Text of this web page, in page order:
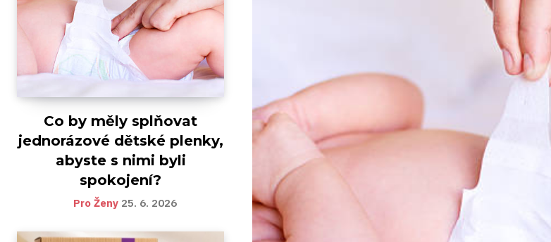
Co by měly splňovat
jednorázové dětské plenky,
abyste s nimi byli
spokojení?
Pro Ženy 25. 6. 2026